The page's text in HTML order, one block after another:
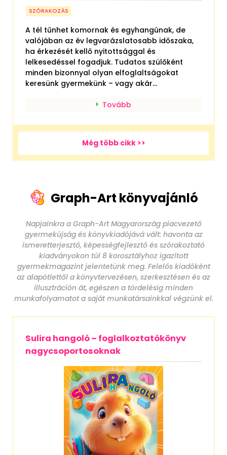
SZÓRAKOZÁS
A tél tűnhet komornak és egyhangúnak, de
valójában az év legvarázslatosabb időszaka,
ha érkezését kellő nyitottsággal és
lelkesedéssel fogadjuk. Tudatos szülőként
minden bizonnyal olyan elfoglaltságokat
keresünk gyermekünk – vagy akár...
Tovább
Még több cikk >>
Graph-Art könyvajánló
Napjainkra a Graph-Art Magyarország piacvezető
gyermekújság és könyvkiadójává vált: havonta az
ismeretterjesztő, képességfejlesztő és szórakoztató
kiadványokon túl 8 korosztályhoz igazított
gyermekmagazint jelentetünk meg. Felelős kiadóként
az alapötlettől a könyvtervezésen, szerkesztésen és az
illusztráción át, egészen a tördelésig minden
munkafolyamatot a saját munkatársainkkal végzünk el.
Sulira hangoló – foglalkoztatókönyv
nagycsoportosoknak